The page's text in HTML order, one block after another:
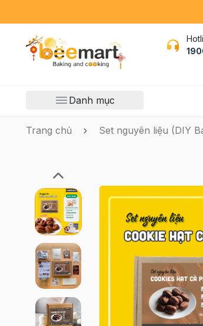
Danh mục
Trang chủ Set nguyên liệu (DIY